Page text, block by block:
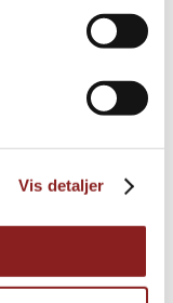
Vis detaljer